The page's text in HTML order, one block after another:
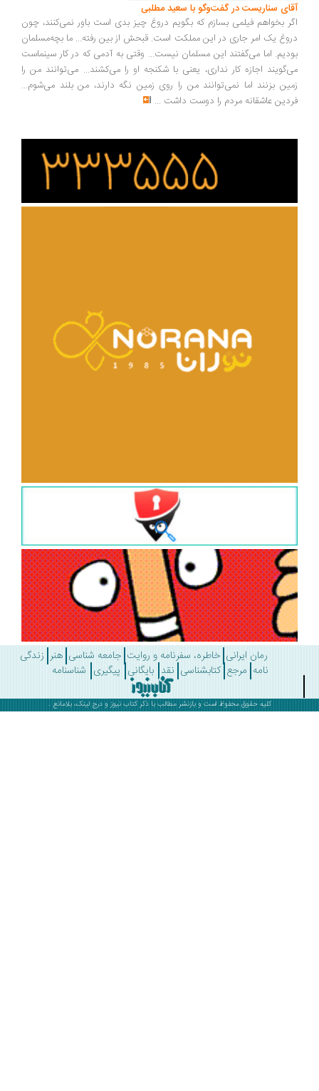
سناریست در گفت‌وگو با سعید مطلبی
بخواهم فیلمی بسازم که بگویم دروغ چیز بدی است باور نمی‌کنند، چون
یک امر جاری در این مملکت است. قبحش از بین رفته... ما بچه‌مسلمان
اما می‌گفتند این مسلمان نیست... وقتی به آدمی که در کار سینماست
اجازه کار نداری، یعنی با شکنجه او را می‌کشند... می‌توانند من را
بزنند اما نمی‌توانند من را روی زمین نگه دارند، من بلند می‌شوم...
عاشقانه مردم را دوست داشت ...
رمان ایرانی خاطره، سفرنامه و روایت جامعه شناسی هنر زندگی
مرجع کتابشناسی نقد بایگانی پیگیری شناسنامه
کلیه حقوق محفوظ است و بازنشر مطالب با ذکرکتاب نیوز و درج لینک، بلامانع .